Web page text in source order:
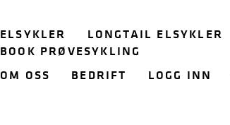
ELSYKLER LONGTAIL ELSYKLER
BOOK PRØVESYKLING
OM OSS
BEDRIFT LOGG INN